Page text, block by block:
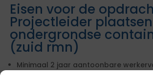
Eisen voor de
Projectleider plaatsen
ondergrondse
(zuid rmn)
Minimaal 2 jaar aantoonbare